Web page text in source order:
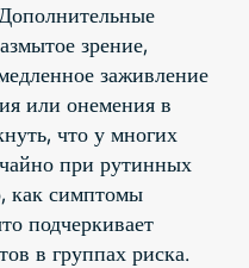
зрение,
заживление
или онемения в
что у многих
при рутинных
как симптомы
подчеркивает
в группах риска.